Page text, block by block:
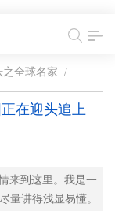
之全球名家 /
在迎头追上
来到这里。我是一
量讲得浅显易懂。